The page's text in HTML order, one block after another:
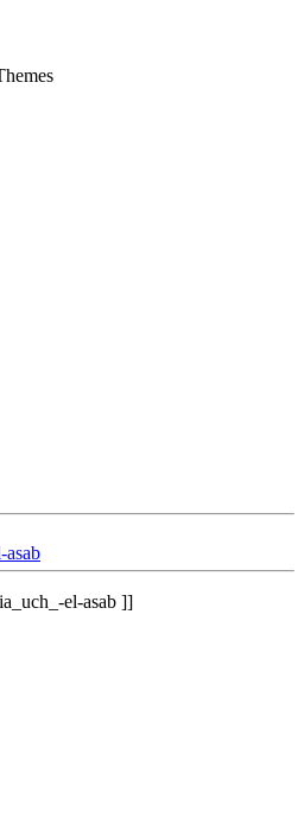
asab
el-asab